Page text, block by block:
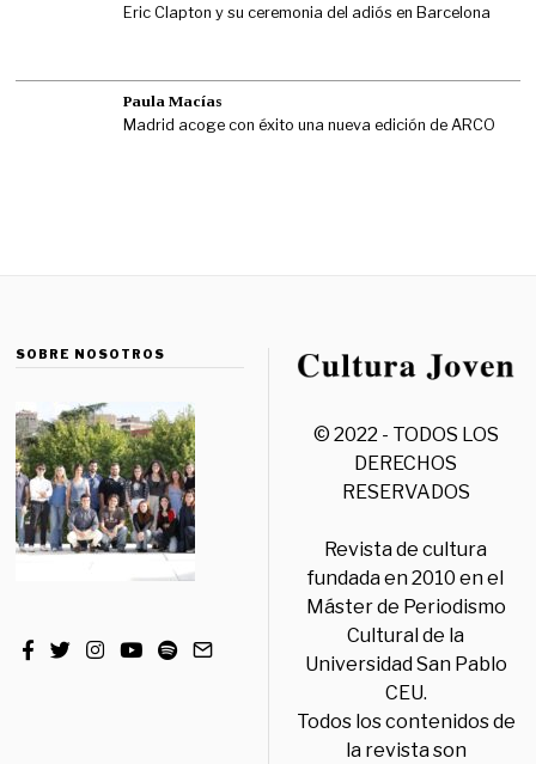
Eric Clapton y su ceremonia del adiós en Barcelona
Paula Macías
Madrid acoge con éxito una nueva edición de ARCO
SOBRE NOSOTROS
© 2022 - TODOS LOS
DERECHOS
RESERVADOS
Revista de cultura
fundada en 2010 en el
Máster de Periodismo
Cultural de la
Universidad San Pablo
CEU.
Todos los contenidos de
la revista son